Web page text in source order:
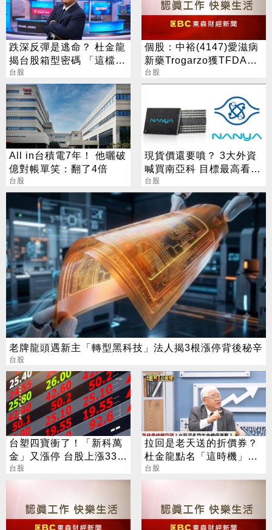
跌深反彈是逃命？ 杜金龍
揭台股箱型密碼 「這檔」
手腳要快
台股
個股：中裕(4147)愛滋病
新藥Trogarzo獲TFDA領
證通知，上市進入最後階
段
台股
All in台積電7年！ 他曬破
億對帳單笑：翻了4倍
台股
現貨價還要噴？ 3大外資
喊買南亞科 目標最高看到
650
台股
老牌龍頭遇新主「轉型黑科技」法人揭3根漲停背後秘辛
台股
台塑四寶衝了！「新科萬
金」又漲停 台股上漲330
點
台股
拉回是老天送的折價券？
杜金龍點名「這時機」：
台股衝6萬
台股